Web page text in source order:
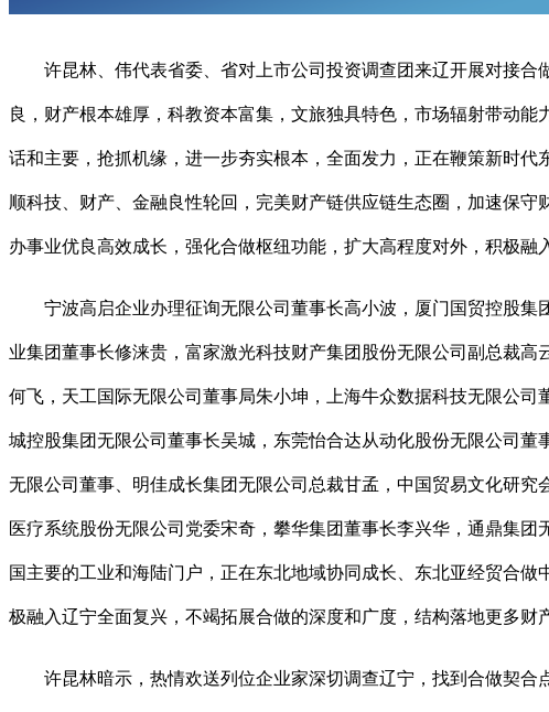
许昆林、伟代表省委、省对上市公司投资调查团来辽开展对接合
良，财产根本雄厚，科教资本富集，文旅独具特色，市场辐射带动
话和主要，抢抓机缘，进一步夯实根本，全面发力，正在鞭策新时
顺科技、财产、金融良性轮回，完美财产链供应链生态圈，加速保
办事业优良高效成长，强化合做枢纽功能，扩大高程度对外，积极
宁波高启企业办理征询无限公司董事长高小波，厦门国贸控股集
业集团董事长修涞贵，富家激光科技财产集团股份无限公司副总裁
何飞，天工国际无限公司董事局朱小坤，上海牛众数据科技无限公
城控股集团无限公司董事长吴城，东莞怡合达从动化股份无限公司
无限公司董事、明佳成长集团无限公司总裁甘孟，中国贸易文化研
医疗系统股份无限公司党委宋奇，攀华集团董事长李兴华，通鼎集
国主要的工业和海陆门户，正在东北地域协同成长、东北亚经贸合
极融入辽宁全面复兴，不竭拓展合做的深度和广度，结构落地更多
许昆林暗示，热情欢送列位企业家深切调查辽宁，找到合做契合